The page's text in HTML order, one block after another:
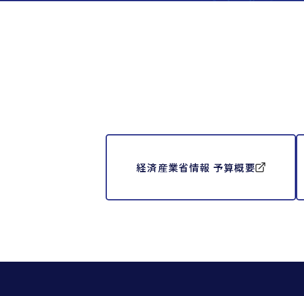
経済産業省情報 予算概要